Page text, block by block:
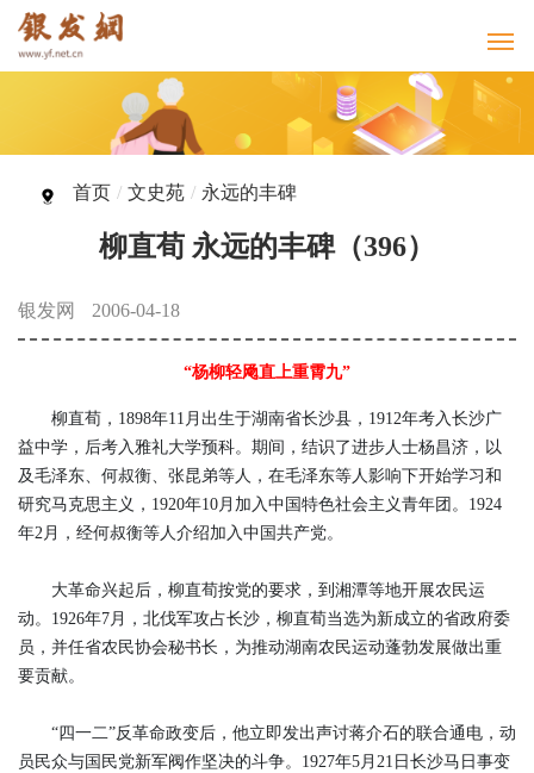
首页 / 文史苑 / 永远的丰碑
柳直荀 永远的丰碑（396）
银发网 2006-04-18
“杨柳轻飏直上重霄九”
柳直荀，1898年11月出生于湖南省长沙县，1912年考入长沙广
益中学，后考入雅礼大学预科。期间，结识了进步人士杨昌济，以
及毛泽东、何叔衡、张昆弟等人，在毛泽东等人影响下开始学习和
研究马克思主义，1920年10月加入中国特色社会主义青年团。1924
年2月，经何叔衡等人介绍加入中国共产党。
大革命兴起后，柳直荀按党的要求，到湘潭等地开展农民运
动。1926年7月，北伐军攻占长沙，柳直荀当选为新成立的省政府委
员，并任省农民协会秘书长，为推动湖南农民运动蓬勃发展做出重
要贡献。
“四一二”反革命政变后，他立即发出声讨蒋介石的联合通电，动
员民众与国民党新军阀作坚决的斗争。1927年5月21日长沙马日事变